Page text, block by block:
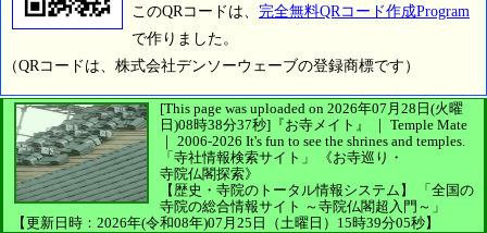
このQRコードは、 完全無料QRコード作成Program
で作りました。
（QRコードは、株式会社デンソーウェーブの登録商標です）
[This page was uploaded on 2026年07月28日(火曜
日)08時38分37秒] 『お寺メイト』 ｜ Temple Mate
｜ 2006-2026 It's fun to see the shrines and temples.
「寺社情報検索サイト」
《お寺巡り・
寺院仏閣探索》
【歴史・寺院のトータル情報システム】
「全国の
寺院の総合情報サイト ～寺院仏閣超入門～」
【更新日時：2026年(令和08年)07月25日（土曜日）15時39分05秒】